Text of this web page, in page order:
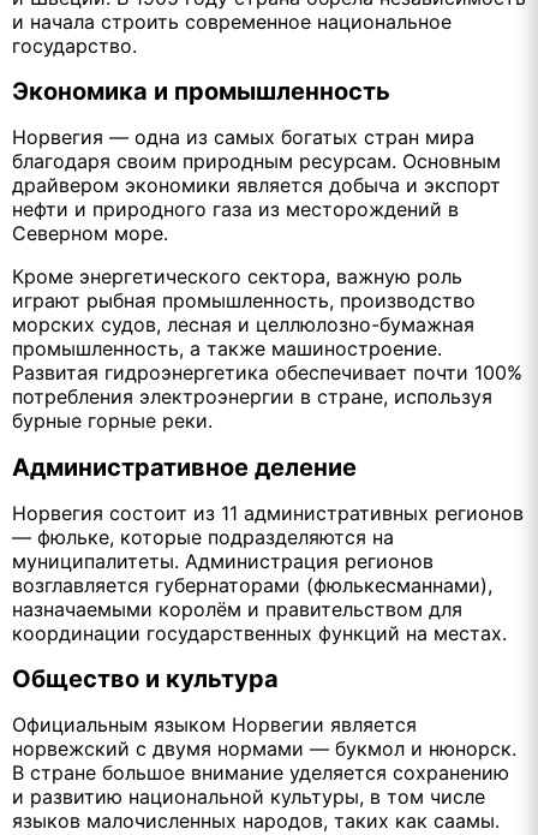
и начала строить современное национальное
государство.
Экономика и промышленность
Норвегия — одна из самых богатых стран мира
благодаря своим природным ресурсам. Основным
драйвером экономики является добыча и экспорт
нефти и природного газа из месторождений в
Северном море.
Кроме энергетического сектора, важную роль
играют рыбная промышленность, производство
морских судов, лесная и целлюлозно-бумажная
промышленность, а также машиностроение.
Развитая гидроэнергетика обеспечивает почти 100%
потребления электроэнергии в стране, используя
бурные горные реки.
Административное деление
Норвегия состоит из 11 административных регионов
— фюльке, которые подразделяются на
муниципалитеты. Администрация регионов
возглавляется губернаторами (фюлькесманнами),
назначаемыми королём и правительством для
координации государственных функций на местах.
Общество и культура
Официальным языком Норвегии является
норвежский с двумя нормами — букмол и нюнорск.
В стране большое внимание уделяется сохранению
и развитию национальной культуры, в том числе
языков малочисленных народов, таких как саамы.